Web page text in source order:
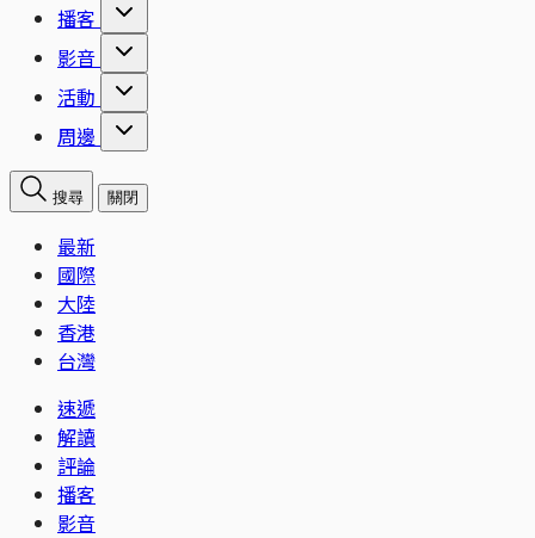
播客
影音
活動
周邊
搜尋 關閉
最新
國際
大陸
香港
台灣
速遞
解讀
評論
播客
影音